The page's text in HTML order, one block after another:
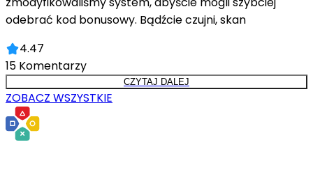
odebrać kod bonusowy. Bądźcie czujni, skan
4.47
15 Komentarzy
CZYTAJ DALEJ
ZOBACZ WSZYSTKIE